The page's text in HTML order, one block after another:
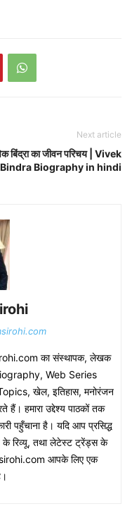
Next article
बिंद्रा का जीवन परिचय | Vivek
Bindra Biography in hindi
का संस्थापक, लेखक
Web Series
खेल, इतिहास, मनोरंजन
हमारा उद्देश्य पाठकों तक
पहुँचाना है। यदि आप प्रसिद्ध
के रिव्यू, तथा लेटेस्ट ट्रेंड्स के
आपके लिए एक